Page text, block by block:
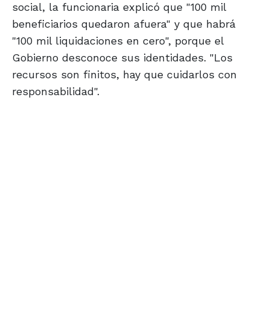
social, la funcionaria explicó que "100 mil
beneficiarios quedaron afuera" y que habrá
"100 mil liquidaciones en cero", porque el
Gobierno desconoce sus identidades. "Los
recursos son finitos, hay que cuidarlos con
responsabilidad".